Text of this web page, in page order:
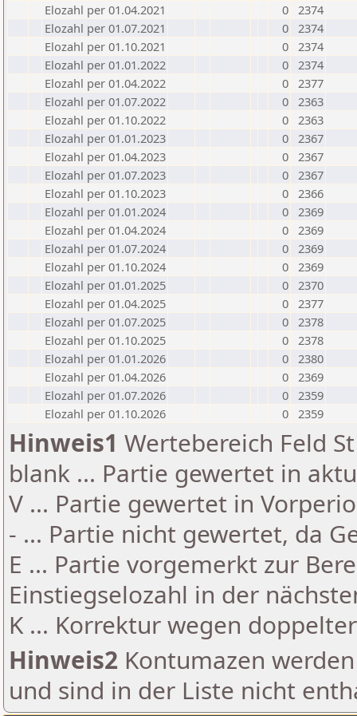
Elozahl per 01.04.2021
0 2374
Elozahl per 01.07.2021
0 2374
Elozahl per 01.10.2021
0 2374
Elozahl per 01.01.2022
0 2374
Elozahl per 01.04.2022
0 2377
Elozahl per 01.07.2022
0 2363
Elozahl per 01.10.2022
0 2363
Elozahl per 01.01.2023
0 2367
Elozahl per 01.04.2023
0 2367
Elozahl per 01.07.2023
0 2367
Elozahl per 01.10.2023
0 2366
Elozahl per 01.01.2024
0 2369
Elozahl per 01.04.2024
0 2369
Elozahl per 01.07.2024
0 2369
Elozahl per 01.10.2024
0 2369
Elozahl per 01.01.2025
0 2370
Elozahl per 01.04.2025
0 2377
Elozahl per 01.07.2025
0 2378
Elozahl per 01.10.2025
0 2378
Elozahl per 01.01.2026
0 2380
Elozahl per 01.04.2026
0 2369
Elozahl per 01.07.2026
0 2359
Elozahl per 01.10.2026
0 2359
Hinweis1 Wertebereich Feld
blank ... Partie gewertet in
V ... Partie gewertet in
- ... Partie nicht gewertet, da
E ... Partie vorgemerkt zur
Einstiegselozahl in der
K ... Korrektur wegen
Hinweis2 Kontumazen
und sind in der Liste nicht